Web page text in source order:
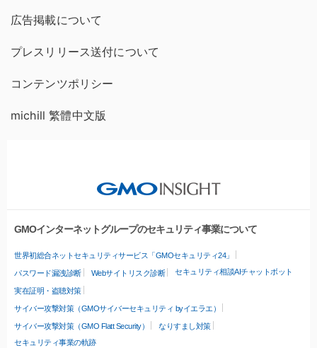
広告掲載について
プレスリリース送付について
コンテンツポリシー
michill 繁體中文版
GMOインターネットグループのセキュリティ事業について
世界初総合ネットセキュリティサービス「GMOセキュリティ24」
パスワード漏洩診断 Webサイトリスク診断 セキュリティ相談AIチャットボット
実在証明・盗聴対策
サイバー攻撃対策（GMOサイバーセキュリティ byイエラエ）
サイバー攻撃対策（GMO Flatt Security）
なりすまし対策
セキュリティ事業の軌跡